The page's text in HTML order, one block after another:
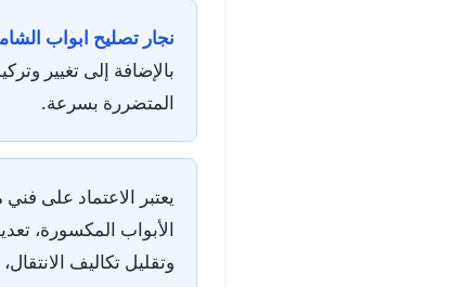
نجار تصليح ابواب
بالإضافة إلى تغيير
المتضررة بسرعة.
يعتبر الاعتماد على
الأبواب المكسورة،
وتقليل تكاليف